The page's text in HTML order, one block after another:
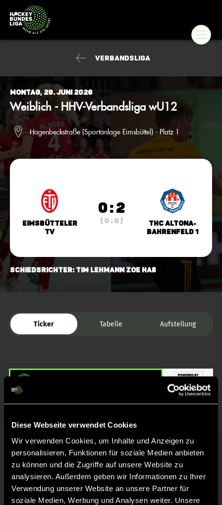
Diese Webseite verwendet Cookies
Wir verwenden Cookies, um Inhalte und Anzeigen zu
personalisieren, Funktionen für soziale Medien anbieten
zu können und die Zugriffe auf unsere Website zu
analysieren. Außerdem geben wir Informationen zu Ihrer
Verwendung unserer Website an unsere Partner für
soziale Medien, Werbung und Analysen weiter. Unsere
Verbandsliga
Montag, 29. Juni 2026
Weiblich - HHV-Verbandsliga wU12
Hagenbeckstraße (Sportanlage Eimsbüttel) - Platz 1
Eimsbütteler
TV
0 : 2
( 0 : 0 )
THC Altona-
Bahrenfeld 1
Schiedsrichter: Tim Lehmann Zoe Haß
Ticker Tabelle Aufstellung
Liveticker
50'
Abpfiff
Spiel beendet
27' TOR 0:2, FELDTOR